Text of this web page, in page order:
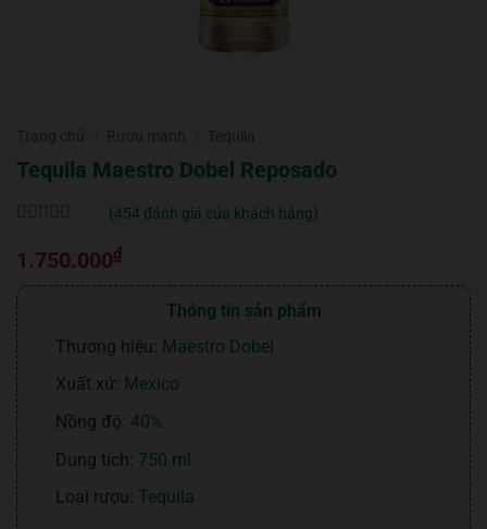
Tequila Maestro Dobel Reposado
trênđánh
giá
(454 đánh giá của khách hàng)
1.750.000₫
Thông tin sản phẩm
Thương hiệu: Maestro Dobel
Xuất xứ: Mexico
Nồng độ: 40%
Dung tích: 750 ml
Loại rượu: Tequila